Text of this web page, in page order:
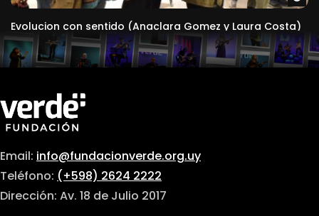
Evolucion con sentido (Anaclara Gomez y Laura Costa)
Email: info@fundacionverde.org.uy
Teléfono: (+598) 2624 2222
Dirección: Av. 18 de Julio 2017